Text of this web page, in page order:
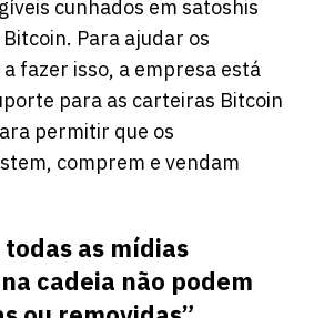
cunhados em satoshis
Para ajudar os
fazer isso, a empresa está
para as carteiras Bitcoin
permitir que os
comprem e vendam
as mídias
cadeia não podem